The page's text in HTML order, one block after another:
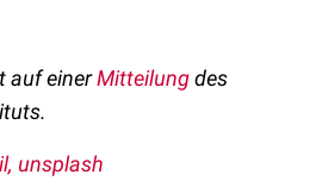
auf einerMitteilungdes
.
unsplash